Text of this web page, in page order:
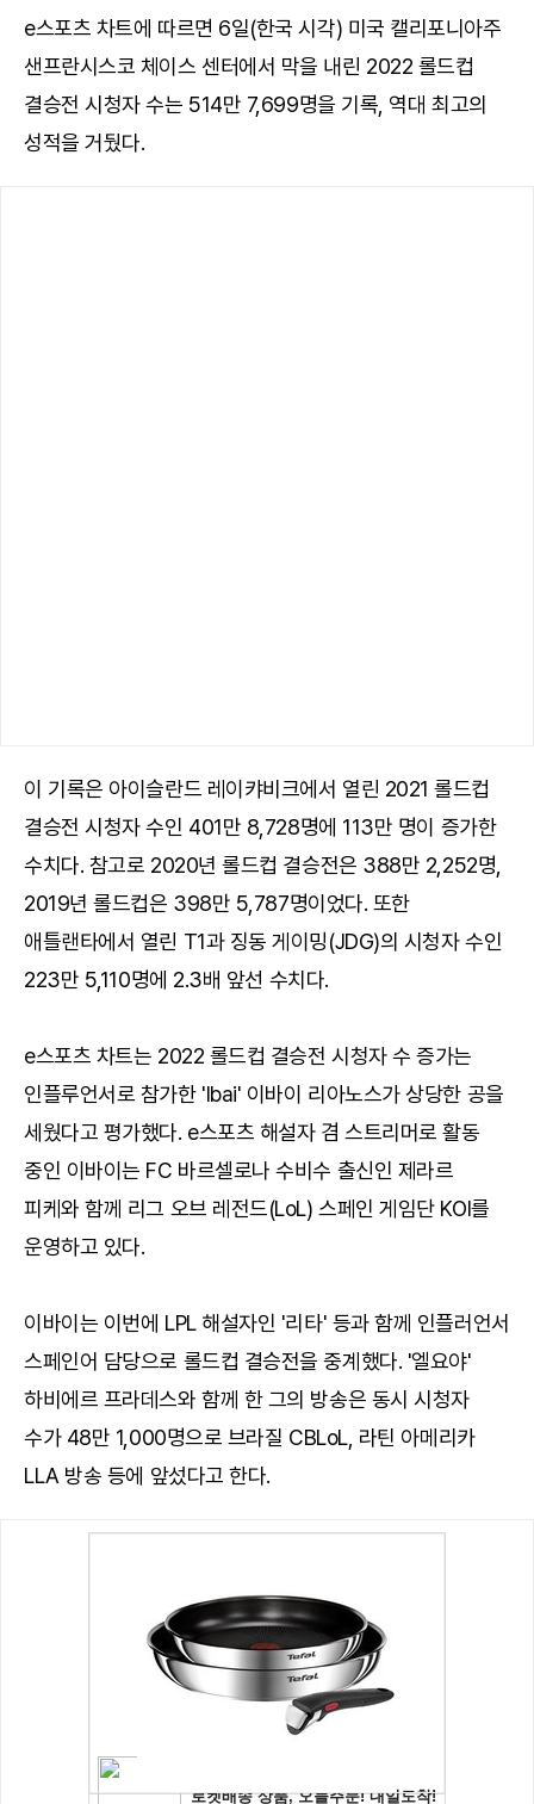
e스포츠 차트에 따르면 6일(한국 시각) 미국 캘리포니아주
샌프란시스코 체이스 센터에서 막을 내린 2022 롤드컵
결승전 시청자 수는 514만 7,699명을 기록, 역대 최고의
성적을 거뒀다.
이 기록은 아이슬란드 레이캬비크에서 열린 2021 롤드컵
결승전 시청자 수인 401만 8,728명에 113만 명이 증가한
수치다. 참고로 2020년 롤드컵 결승전은 388만 2,252명,
2019년 롤드컵은 398만 5,787명이었다. 또한
애틀랜타에서 열린 T1과 징동 게이밍(JDG)의 시청자 수인
223만 5,110명에 2.3배 앞선 수치다.
e스포츠 차트는 2022 롤드컵 결승전 시청자 수 증가는
인플루언서로 참가한 'Ibai' 이바이 리아노스가 상당한 공을
세웠다고 평가했다. e스포츠 해설자 겸 스트리머로 활동
중인 이바이는 FC 바르셀로나 수비수 출신인 제라르
피케와 함께 리그 오브 레전드(LoL) 스페인 게임단 KOI를
운영하고 있다.
이바이는 이번에 LPL 해설자인 '리타' 등과 함께 인플러언서
스페인어 담당으로 롤드컵 결승전을 중계했다. '엘요야'
하비에르 프라데스와 함께 한 그의 방송은 동시 시청자
수가 48만 1,000명으로 브라질 CBLoL, 라틴 아메리카
LLA 방송 등에 앞섰다고 한다.